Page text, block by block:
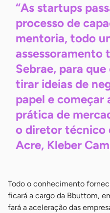
“As startups
processo de
mentoria, todo
assessoramento
Sebrae, para que
tirar ideias de
papel e começar
prática de
o diretor técnico
Acre, Kleber
Todo o conhecimento
ficará a cargo da Bbuttom,
fará a aceleração das